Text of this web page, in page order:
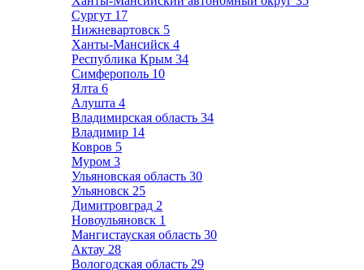
Сургут 17
Нижневартовск 5
Ханты-Мансийск 4
Республика Крым 34
Симферополь 10
Ялта 6
Алушта 4
Владимирская область 34
Владимир 14
Ковров 5
Муром 3
Ульяновская область 30
Ульяновск 25
Димитровград 2
Новоульяновск 1
Мангистауская область 30
Актау 28
Вологодская область 29